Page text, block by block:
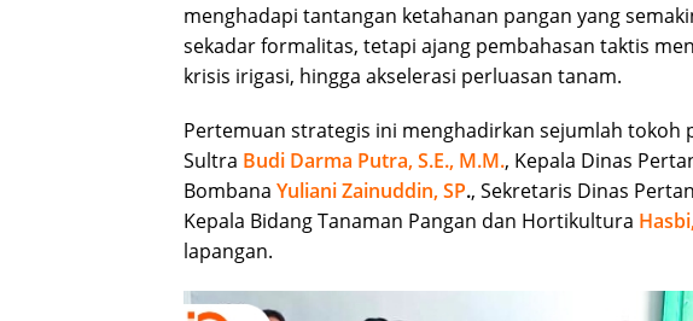
menghadapi tantangan ketahanan pangan yang
sekadar formalitas, tetapi ajang pembahasan taktis
krisis irigasi, hingga akselerasi perluasan tanam.
Pertemuan strategis ini menghadirkan sejumlah tokoh
Sultra Budi Darma Putra, S.E., M.M., Kepala Dinas
Bombana Yuliani Zainuddin, SP., Sekretaris Dinas
Kepala Bidang Tanaman Pangan dan Hortikultura
lapangan.